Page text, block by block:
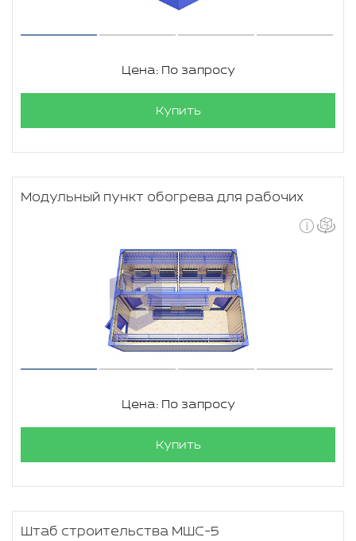
Цена: По запросу
Купить
Модульный пункт обогрева для рабочих
Цена: По запросу
Купить
Штаб строительства МШС-5